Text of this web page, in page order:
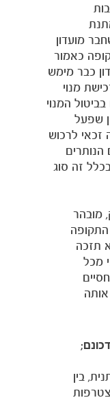
מתנת
מועדון
כאמור
כבר מימש
מנוי
המנוי
שפעל
זכאי לרכוש
הנותרים
זה סוג
מובהר
לעיל, לא תזכה
מכל
בין